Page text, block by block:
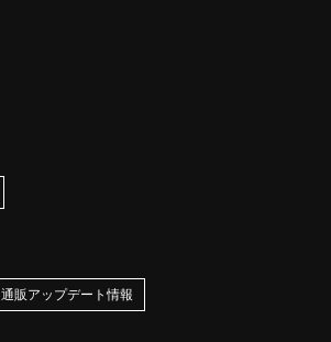
通販アップデート情報